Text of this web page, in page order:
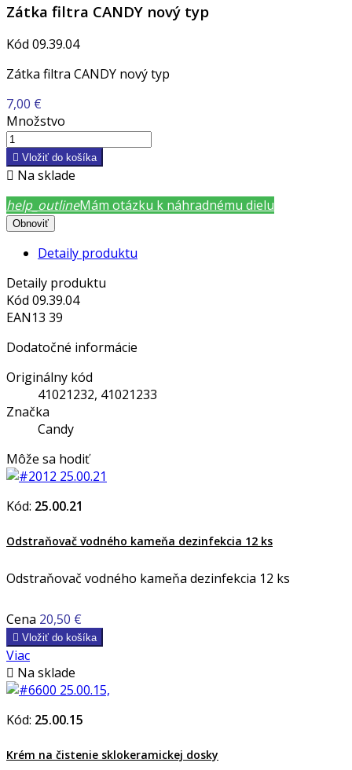
Zátka filtra CANDY nový typ
Kód 09.39.04
Zátka filtra CANDY nový typ
7,00 €
Množstvo
 Vložiť do košíka
 Na sklade
help_outlineMám otázku k náhradnému dielu
Detaily produktu
Detaily produktu
Kód 09.39.04
EAN13 39
Dodatočné informácie
Originálny kód
41021232, 41021233
Značka
Candy
Môže sa hodiť
Kód: 25.00.21
Odstraňovač vodného kameňa dezinfekcia 12 ks
Odstraňovač vodného kameňa dezinfekcia 12 ks
Cena 20,50 €
 Vložiť do košíka
Viac
 Na sklade
Kód: 25.00.15
Krém na čistenie sklokeramickej dosky